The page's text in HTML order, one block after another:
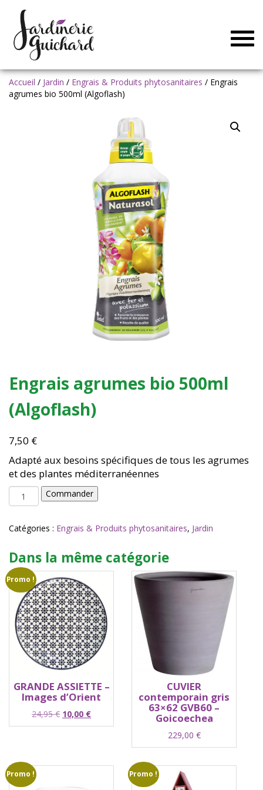
Accueil / Jardin / Engrais & Produits phytosanitaires / Engrais
agrumes bio 500ml (Algoflash)
Engrais agrumes bio 500ml
(Algoflash)
7,50 €
Adapté aux besoins spécifiques de tous les agrumes
et des plantes méditerranéennes
quantité
de
agrumes
500ml
(Algoflash)
Commander
Catégories : Engrais & Produits phytosanitaires, Jardin
Dans la même catégorie
Promo !
GRANDE ASSIETTE –
Images d’Orient
24,95€ Le
prix
10,00 €Le
prix
CUVIER
contemporain gris
63×62 GVB60 –
Goicoechea
229,00 €
Promo ! Promo !